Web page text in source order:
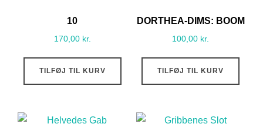
10
170,00 kr.
TILFØJ TIL KURV
DORTHEA-DIMS: BOOM
100,00 kr.
TILFØJ TIL KURV